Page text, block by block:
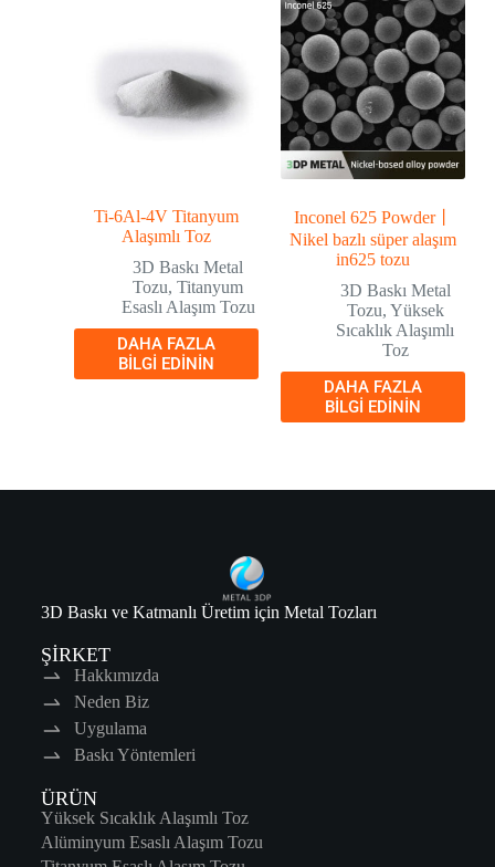
Ti-6Al-4V Titanyum
Alaşımlı Toz
3D Baskı Metal
Tozu,Titanyum
Esaslı Alaşım Tozu
DAHA FAZLA
BILGI EDININ
Inconel 625 Powder丨
Nikel bazlı süper alaşım
in625 tozu
3D Baskı Metal
Tozu, Yüksek
Sıcaklık Alaşımlı
Toz
DAHA FAZLA
BILGI EDININ
3D Baskı ve Katmanlı Üretim için Metal Tozları
ŞİRKET
Hakkımızda
Neden Biz
Uygulama
Baskı Yöntemleri
ÜRÜN
Yüksek Sıcaklık Alaşımlı Toz
Alüminyum Esaslı Alaşım Tozu